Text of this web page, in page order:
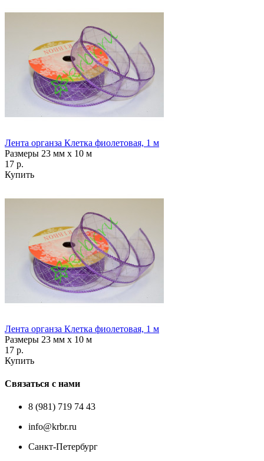
Лента органза Клетка фиолетовая, 1 м
Размеры 23 мм х 10 м
17 р.
Купить
Лента органза Клетка фиолетовая, 1 м
Размеры 23 мм х 10 м
17 р.
Купить
Связаться с нами
8 (981) 719 74 43
info@krbr.ru
Санкт-Петербург